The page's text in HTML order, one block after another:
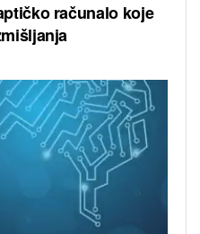
računalo koje